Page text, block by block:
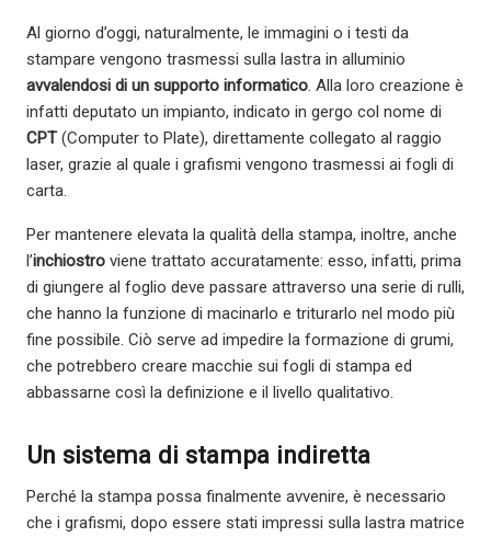
Al giorno d’oggi, naturalmente, le immagini o i testi da
stampare vengono trasmessi sulla lastra in alluminio
avvalendosi di un supporto informatico. Alla loro creazione è
infatti deputato un impianto, indicato in gergo col nome di
CPT(Computer to Plate), direttamente collegato al raggio
laser, grazie al quale i grafismi vengono trasmessi ai fogli di
carta.
Per mantenere elevata la qualità della stampa, inoltre, anche
l’inchiostro viene trattato accuratamente: esso, infatti, prima
di giungere al foglio deve passare attraverso una serie di rulli,
che hanno la funzione di macinarlo e triturarlo nel modo più
fine possibile. Ciò serve ad impedire la formazione di grumi,
che potrebbero creare macchie sui fogli di stampa ed
abbassarne così la definizione e il livello qualitativo.
Un sistema di stampa indiretta
Perché la stampa possa finalmente avvenire, è necessario
che i grafismi, dopo essere stati impressi sulla lastra matrice